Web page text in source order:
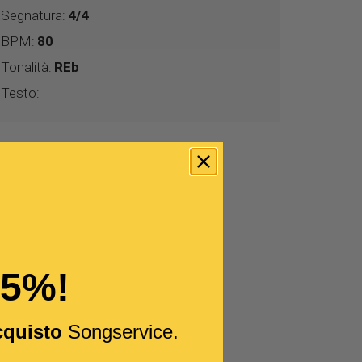
Segnatura: 4/4
BPM: 80
Tonalità: REb
Testo:
Songservice.